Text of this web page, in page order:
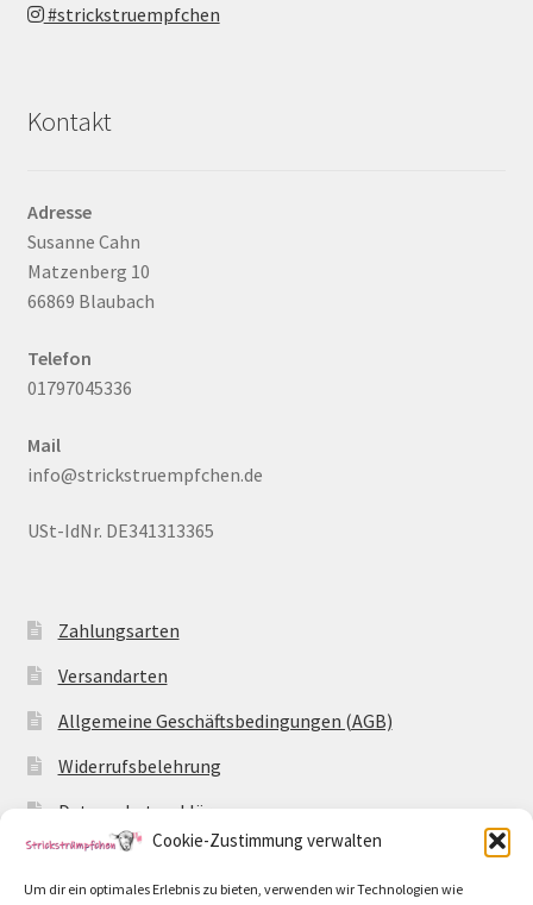
Cookie-Zustimmung verwalten
Um dir ein optimales Erlebnis zu bieten, verwenden wir Technologien wie
#strickstruempfchen
Kontakt
Adresse
Susanne Cahn
Matzenberg 10
66869 Blaubach
Telefon
01797045336
Mail
info@strickstruempfchen.de
USt-IdNr. DE341313365
Zahlungsarten
Versandarten
Allgemeine Geschäftsbedingungen (AGB)
Widerrufsbelehrung
Datenschutzerklärung
Impressum